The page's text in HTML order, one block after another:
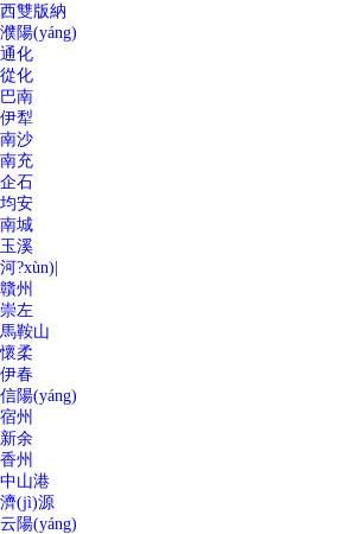
西雙版納
濮陽(yáng)
通化
從化
巴南
伊犁
南沙
南充
企石
均安
南城
玉溪
河?xùn)|
贛州
崇左
馬鞍山
懷柔
伊春
信陽(yáng)
宿州
新余
香州
中山港
濟(jì)源
云陽(yáng)